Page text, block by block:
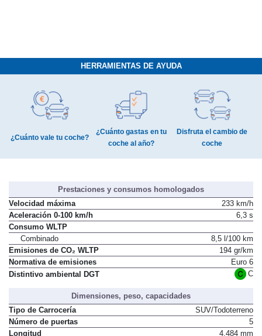
HERRAMIENTAS DE AYUDA
¿Cuánto gastas en tu
Disfruta el cambio de
Prestaciones y consumos homologados
Velocidad máxima
233 km/h
Aceleración 0-100 km/h
Consumo WLTP
Combinado
8,5 l/100 km
Emisiones de CO₂ WLTP
194 gr/km
Normativa de emisiones
Euro 6
Dimensiones, peso, capacidades
Tipo de Carrocería
SUV/Todoterreno
Número de puertas
5